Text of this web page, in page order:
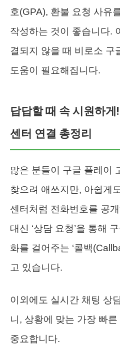
호(GPA), 환불 요청 사유
작성하는 것이 좋습니다.
결되지 않을 때 비로소 구
도움이 필요해집니다.
답답할 때 속 시원하
센터 연결 총정리
많은 분들이 구글 플레이
찾으려 애쓰지만, 아쉽게
센터처럼 전화번호를 공
대신 ‘상담 요청’을 통해
화를 걸어주는 ‘콜백
고 있습니다.
이외에도 실시간 채팅 상
니, 상황에 맞는 가장 빠
중요합니다.